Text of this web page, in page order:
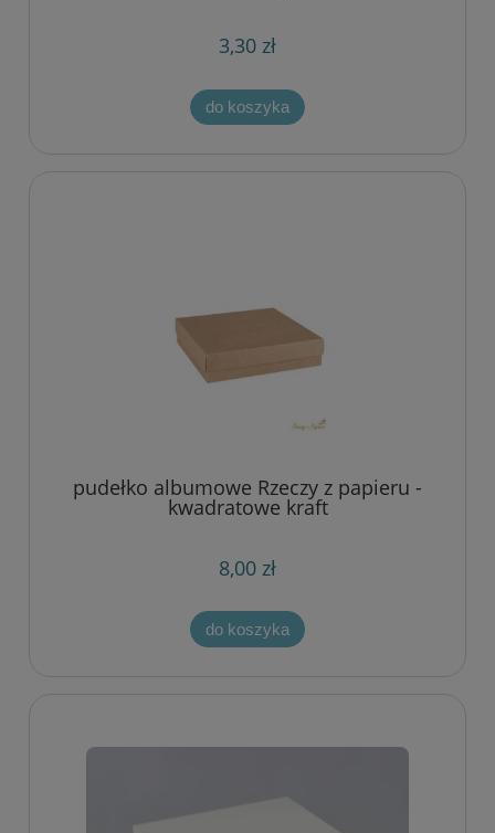
3,30 zł
do koszyka
pudełko albumowe Rzeczy z papieru -
kwadratowe kraft
8,00 zł
do koszyka